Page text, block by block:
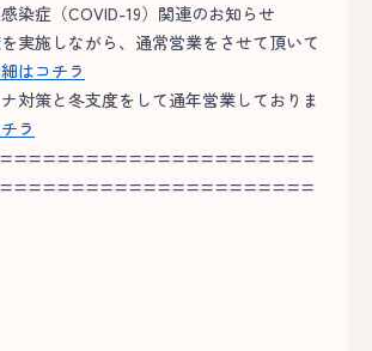
染症（COVID-19）関連のお知らせ
実施しながら、通常営業をさせて頂いて
はコチラ
対策と冬支度をして通年営業しておりま
ラ